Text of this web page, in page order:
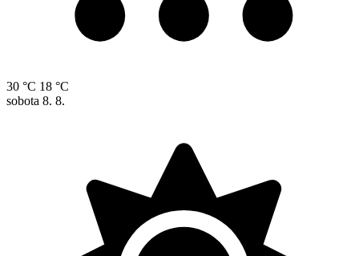
30 °C 18 °C
sobota 8. 8.